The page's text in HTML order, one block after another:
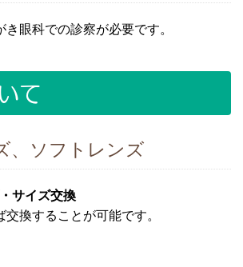
眼科での診察が必要です。
て
、ソフトレンズ
サイズ交換
換することが可能です。